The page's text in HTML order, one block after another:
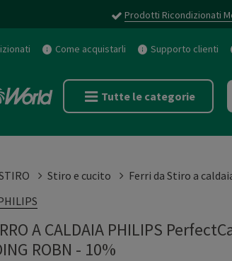
Prodotti Ricondizionati
Come acquistarli Supporto clienti
Tutte le categorie
Stiro e cucito
Ferri da Stiro a
A CALDAIA PHILIPS
ROBN - 10%